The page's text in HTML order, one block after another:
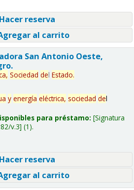
reserva
al carrito
San Antonio Oeste,
Sociedad del Estado.
y energía eléctrica, sociedad del
para préstamo: Signatura
v.3 (1).
reserva
al carrito